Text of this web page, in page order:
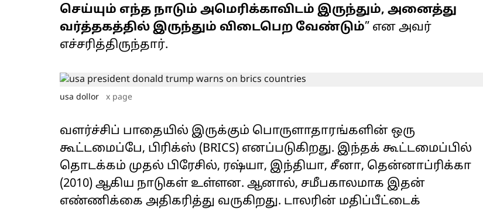
செய்யும் எந்த நாடும் அமெரிக்காவிடம் இருந்தும், அனைத்து
வர்த்தகத்தில் இருந்தும் விடைபெற வேண்டும்” என அவர்
எச்சரித்திருந்தார்.
usa dollor x page
வளர்ச்சிப் பாதையில் இருக்கும் பொருளாதாரங்களின் ஒரு
கூட்டமைப்பே, பிரிக்ஸ் (BRICS) எனப்படுகிறது. இந்தக் கூட்டமைப்பில்
தொடக்கம் முதல் பிரேசில், ரஷ்யா, இந்தியா, சீனா, தென்னாப்ரிக்கா
(2010) ஆகிய நாடுகள் உள்ளன. ஆனால், சமீபகாலமாக இதன்
எண்ணிக்கை அதிகரித்து வருகிறது. டாலரின் மதிப்பீட்டைக்